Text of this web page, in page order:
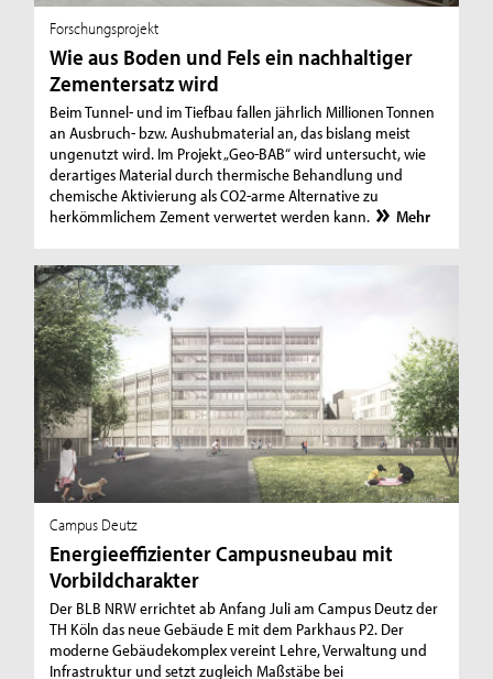
Forschungsprojekt
Wie aus Boden und Fels ein nachhaltiger
Zementersatz wird
Beim Tunnel- und im Tiefbau fallen jährlich Millionen Tonnen
an Ausbruch- bzw. Aushubmaterial an, das bislang meist
ungenutzt wird. Im Projekt „Geo-BAB“ wird untersucht, wie
derartiges Material durch thermische Behandlung und
chemische Aktivierung als CO2-arme Alternative zu
herkömmlichem Zement verwertet werden kann.
Mehr
Campus Deutz
Energieeffizienter Campusneubau mit
Vorbildcharakter
Der BLB NRW errichtet ab Anfang Juli am Campus Deutz der
TH Köln das neue Gebäude E mit dem Parkhaus P2. Der
moderne Gebäudekomplex vereint Lehre, Verwaltung und
Infrastruktur und setzt zugleich Maßstäbe bei